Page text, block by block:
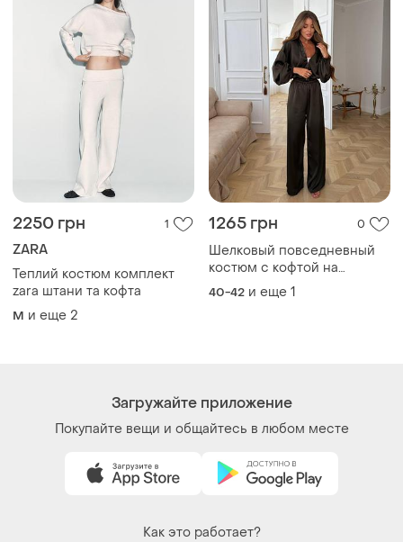
2250 грн 1
ZARA
Теплий костюм комплект
zara штани та кофта
M и еще 2
1265 грн 0
Шелковый повседневный
костюм с кофтой на
молнии с объемными
рукавами со свободными
40-42 и еще 1
Загружайте приложение
Покупайте вещи и общайтесь в любом месте
Как это работает?